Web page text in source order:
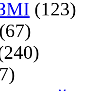
(123)
(67)